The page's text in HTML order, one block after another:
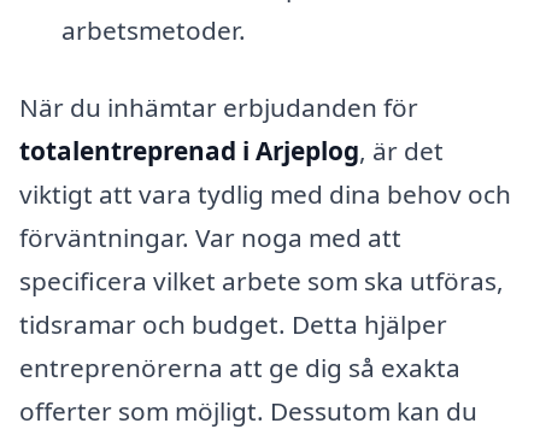
arbetsmetoder.
När du inhämtar erbjudanden för
totalentreprenad i Arjeplog, är det
viktigt att vara tydlig med dina behov och
förväntningar. Var noga med att
specificera vilket arbete som ska utföras,
tidsramar och budget. Detta hjälper
entreprenörerna att ge dig så exakta
offerter som möjligt. Dessutom kan du